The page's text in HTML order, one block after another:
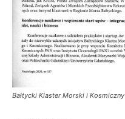
Bałtycki Klaster Morski i Kosmiczny